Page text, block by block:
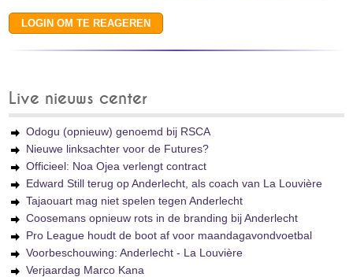
Live nieuws center
Odogu (opnieuw) genoemd bij RSCA
Nieuwe linksachter voor de Futures?
Officieel: Noa Ojea verlengt contract
Edward Still terug op Anderlecht, als coach van La Louvière
Tajaouart mag niet spelen tegen Anderlecht
Coosemans opnieuw rots in de branding bij Anderlecht
Pro League houdt de boot af voor maandagavondvoetbal
Voorbeschouwing: Anderlecht - La Louvière
Verjaardag Marco Kana